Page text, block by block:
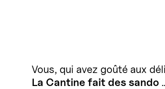
Vous, qui avez goûté aux
La Cantine fait des sando